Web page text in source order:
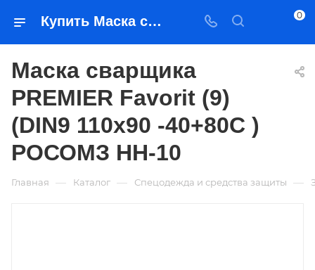
Купить Маска сварщика PREMIER Favorit (9) (DIN9 110х90 -40+80С ) РОСОМЗ НН-10 в Якутске — цена, характеристики, подбор | Востоктехторг 0
Маска сварщика
PREMIER Favorit (9)
(DIN9 110х90 -40+80С )
РОСОМЗ НН-10
Главная — Каталог — Спецодежда и средства защиты —